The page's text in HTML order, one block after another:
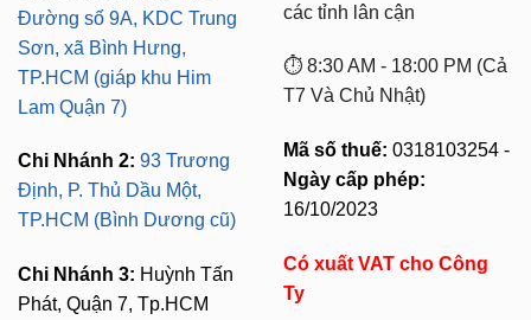
Đường số 9A, KDC Trung
Sơn, xã Bình Hưng,
TP.HCM (giáp khu Him
Lam Quận 7)
Chi Nhánh 2: 93 Trương
Định, P. Thủ Dầu Một,
TP.HCM (Bình Dương cũ)
Chi Nhánh 3: Huỳnh Tấn
Phát, Quận 7, Tp.HCM
các tỉnh lân cận
⏱️ 8:30 AM - 18:00 PM (Cả
T7 Và Chủ Nhật)
Mã số thuế: 0318103254 -
Ngày cấp phép:
16/10/2023
Có xuất VAT cho Công
Ty